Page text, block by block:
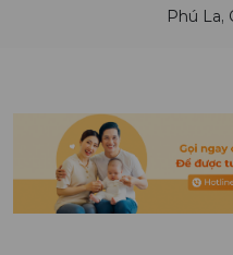
Phú La,